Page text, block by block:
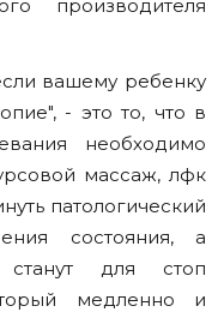
производителя
вашему ребенку
- это то, что в
необходимо
массаж, лфк
патологический
состояния, а
станут для стоп
медленно и